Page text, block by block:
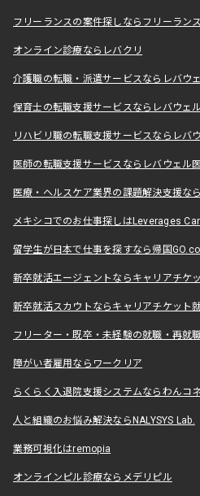
フリーランスの案件探しならフリーラン
オンライン診療ならレバクリ
介護職の転職・派遣サービスならレバウ
保育士の転職支援サービスならレバウェ
リハビリ職の転職支援サービスならレバ
医師の転職支援サービスならレバウェル
医療・ヘルスケア業界の課題解決支援な
メキシコでのお仕事探しはLeverages
留学生が日本で仕事を探すなら帰国
新卒就活エージェントならキャリアチケ
新卒就活スカウトならキャリアチケット
フリーター・既卒・未経験の就職・再就
障がい者雇用ならワークリア
らくらく入退院支援システムならわんコ
人と組織のお悩み解決ならNALYSYS Lab.
業務可視化はremopia
オンラインピル診療ならメデリピル